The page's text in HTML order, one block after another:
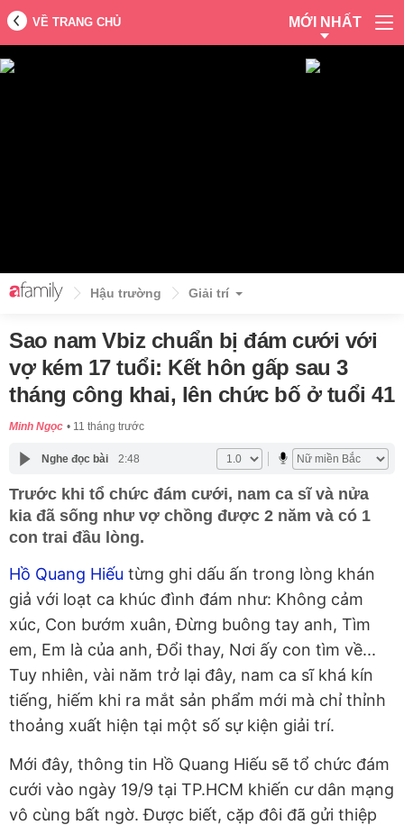
VỀ TRANG CHỦ MỚI NHẤT
Hậu trường Giải trí
Sao nam Vbiz chuẩn bị đám cưới với
vợ kém 17 tuổi: Kết hôn gấp sau 3
tháng công khai, lên chức bố ở tuổi 41
Minh Ngọc 11 tháng trước
Nghe đọc bài 2:48
Trước khi tổ chức đám cưới, nam ca sĩ và nửa
kia đã sống như vợ chồng được 2 năm và có 1
con trai đầu lòng.
Hồ Quang Hiếu từng ghi dấu ấn trong lòng khán
giả với loạt ca khúc đình đám như: Không cảm
xúc, Con bướm xuân, Đừng buông tay anh, Tìm
em, Em là của anh, Đổi thay, Nơi ấy con tìm về...
Tuy nhiên, vài năm trở lại đây, nam ca sĩ khá kín
tiếng, hiếm khi ra mắt sản phẩm mới mà chỉ thỉnh
thoảng xuất hiện tại một số sự kiện giải trí.
Mới đây, thông tin Hồ Quang Hiếu sẽ tổ chức đám
cưới vào ngày 19/9 tại TP.HCM khiến cư dân mạng
vô cùng bất ngờ. Được biết, cặp đôi đã gửi thiệp